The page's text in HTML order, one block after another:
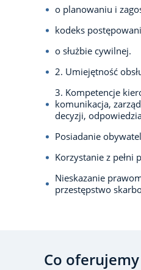
o planowaniu i
kodeks
o służbie cywilnej.
2. Umiejętność
3. Kompetencje
komunikacja,
decyzji,
Posiadanie
Korzystanie z pełni
Nieskazanie
przestępstwo
Co oferujemy